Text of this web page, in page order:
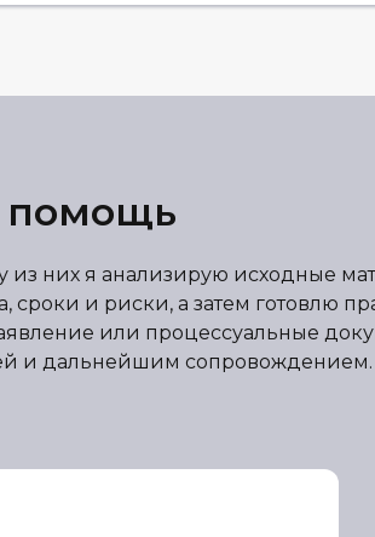
помощь
них я анализирую исходные
и риски, а затем готовлю
или процессуальные
и дальнейшим сопровождением.